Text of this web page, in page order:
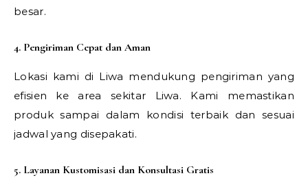
besar.
4. Pengiriman Cepat dan Aman
Lokasi kami di Liwa mendukung pengiriman yang
efisien ke area sekitar Liwa. Kami memastikan
produk sampai dalam kondisi terbaik dan sesuai
jadwal yang disepakati.
5. Layanan Kustomisasi dan Konsultasi Gratis